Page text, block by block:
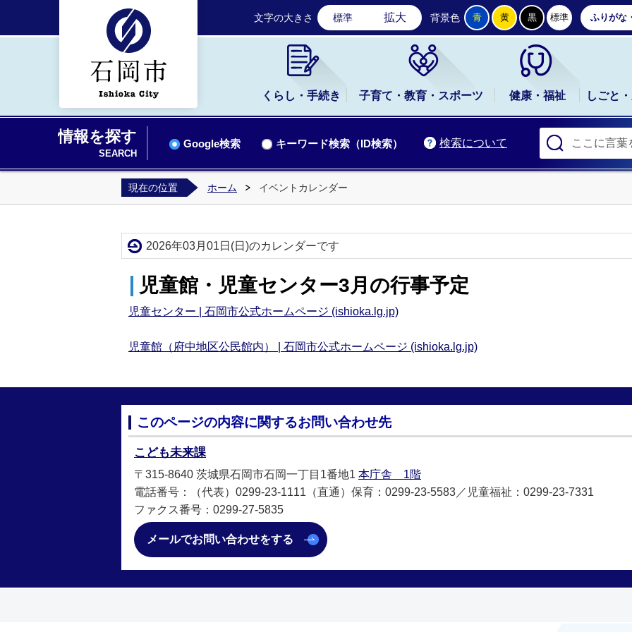
石岡市公式ホームページ
文字の大きさ 標準 拡大 背景色 青 黄 黒 標準 ふりがな
くらし・手続き 子育て・教育・スポーツ 健康・福祉 しごと
情報を探す
SEARCH
検索について
Google検索 キーワード検索（ID検索）
現在の位置 ホーム イベントカレンダー
2026年03月01日(日)のカレンダーです
児童館・児童センター3月の行事予定
児童センター | 石岡市公式ホームページ (ishioka.lg.jp)
児童館（府中地区公民館内） | 石岡市公式ホームページ (ishioka.lg.jp)
このページの内容に関するお問い合わせ先
こども未来課
〒315-8640 茨城県石岡市石岡一丁目1番地1 本庁舎 1階
電話番号：（代表）0299-23-1111（直通）保育：0299-23-5583／児童福祉：0299-23-7331
ファクス番号：0299-27-5835
メールでお問い合わせをする